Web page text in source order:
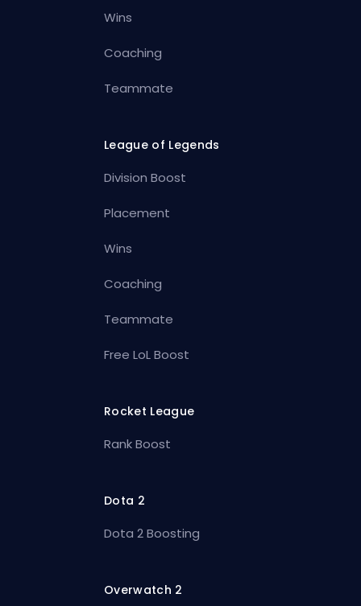
Wins
Coaching
Teammate
League of Legends
Division Boost
Placement
Wins
Coaching
Teammate
Free LoL Boost
Rocket League
Rank Boost
Dota 2
Dota 2 Boosting
Overwatch 2